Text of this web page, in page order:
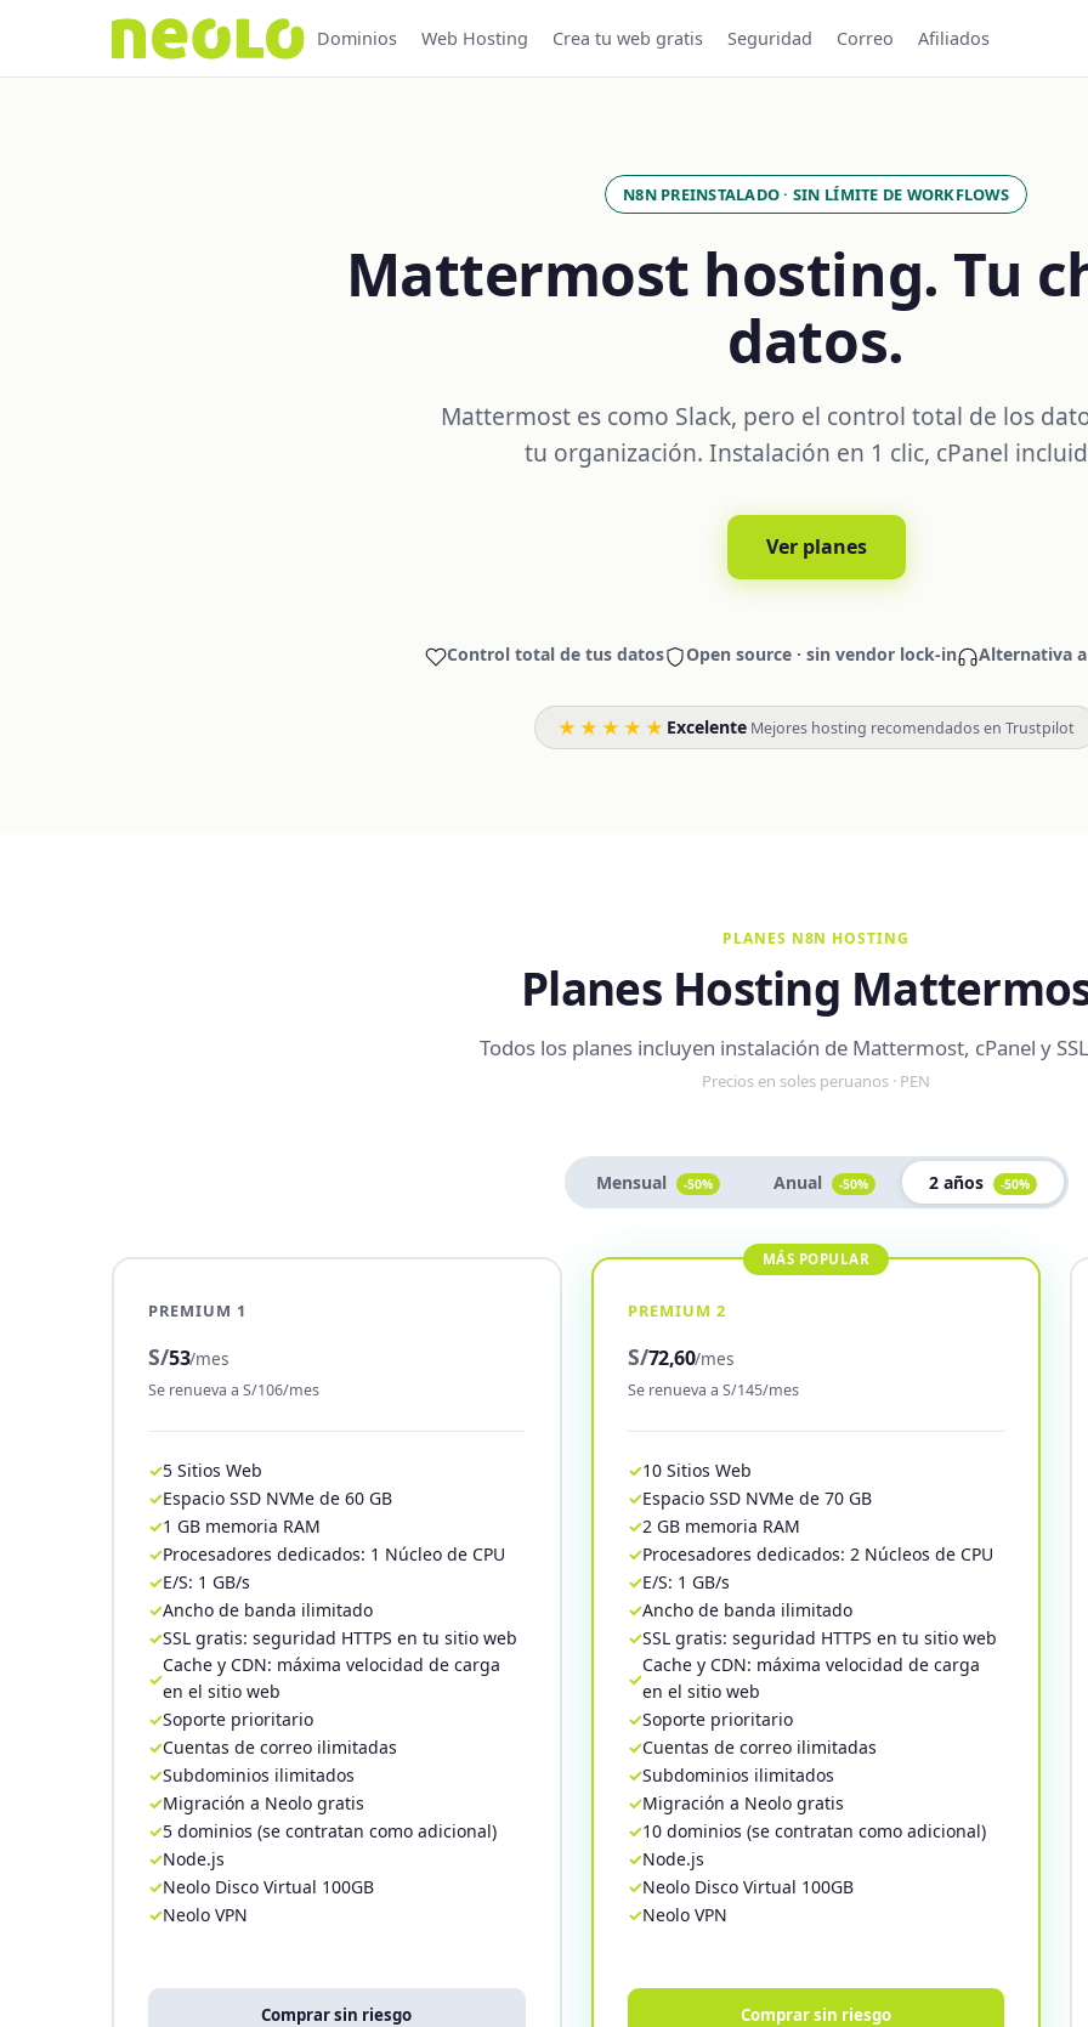
Dominios Web Hosting Crea tu web gratis Seguridad Correo Afiliados
N8N PREINSTALADO · SIN LÍMITE DE WORKFLOWS
Mattermost hosting. Tu
datos.
Mattermost es como Slack, pero el control total de los
tu organización. Instalación en 1 clic, cPanel
Ver planes
Control total de tus datos Open source · sin vendor lock-in Alternativa a
★★★★★ Excelente Mejores hosting recomendados en Trustpilot
PLANES N8N HOSTING
Planes Hosting
Todos los planes incluyen instalación de Mattermost, cPanel y
Precios en soles peruanos · PEN
Mensual -50% Anual -50% 2 años -50%
PREMIUM 1
S/53/mes
Se renueva a S/106/mes
5 Sitios Web
Espacio SSD NVMe de 60 GB
1 GB memoria RAM
Procesadores dedicados: 1 Núcleo de CPU
E/S: 1 GB/s
Ancho de banda ilimitado
SSL gratis: seguridad HTTPS en tu sitio web
Cache y CDN: máxima velocidad de carga
en el sitio web
Soporte prioritario
Cuentas de correo ilimitadas
Subdominios ilimitados
Migración a Neolo gratis
5 dominios (se contratan como adicional)
Node.js
Neolo Disco Virtual 100GB
Neolo VPN
Comprar sin riesgo
PREMIUM 2
S/72,60/mes
Se renueva a S/145/mes
10 Sitios Web
Espacio SSD NVMe de 70 GB
2 GB memoria RAM
Procesadores dedicados: 2 Núcleos de CPU
E/S: 1 GB/s
Ancho de banda ilimitado
SSL gratis: seguridad HTTPS en tu sitio web
Cache y CDN: máxima velocidad de carga
en el sitio web
Soporte prioritario
Cuentas de correo ilimitadas
Subdominios ilimitados
Migración a Neolo gratis
10 dominios (se contratan como adicional)
Node.js
Neolo Disco Virtual 100GB
Neolo VPN
Comprar sin riesgo